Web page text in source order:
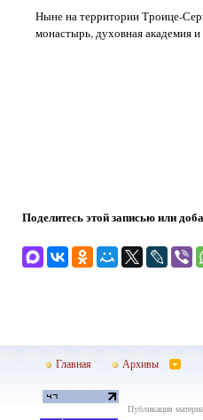
Ныне на территории Троице-
монастырь, духовная академия
Поделитесь этой записью или
Главная Архивы
Публикация